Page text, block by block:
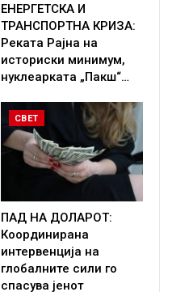
ЕНЕРГЕТСКА И
ТРАНСПОРТНА КРИЗА:
Реката Рајна на
историски минимум,
нуклеарката „Пакш“…
СВЕТ
ПАД НА ДОЛАРОТ:
Координирана
интервенција на
глобалните сили го
спасува јенот